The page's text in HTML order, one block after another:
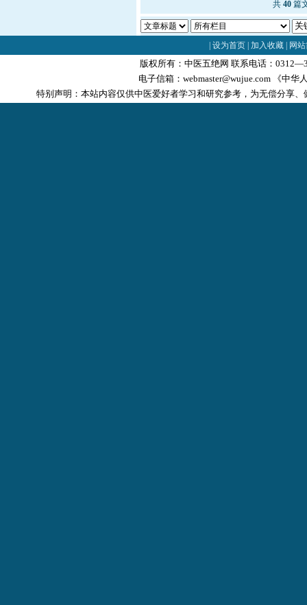
共 40篇
设为首页| 加入收藏| 网
版权所有：中医五绝网 联系电话：
电子信箱： webmaster@wujue.com《中华
特别声明：本站内容仅供中医爱好者学习和研究参考，为无偿分享